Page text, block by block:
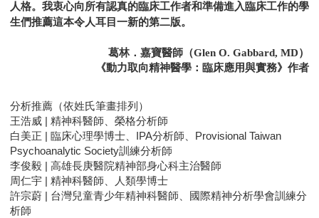
人格。我衷心向所有認真的臨床工作者和準備進入臨床工作的學
生們推薦這本令人耳目一新的第二版。
葛林．嘉寶醫師（Glen O. Gabbard, MD）
《動力取向精神醫學：臨床應用與實務》作者
分析推薦（依姓氏筆畫排列）
王浩威 | 精神科醫師、榮格分析師
白美正 | 臨床心理學博士、IPA分析師、Provisional Taiwan
Psychoanalytic Society訓練分析師
李俊毅 | 高雄長庚醫院精神部身心科主治醫師
周仁宇 | 精神科醫師、人類學博士
許宗蔚 | 台灣兒童青少年精神科醫師、國際精神分析學會訓練分
析師